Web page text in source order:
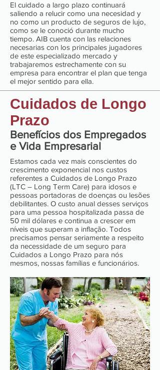
El cuidado a largo plazo continuará
saliendo a relucir como una necesidad y
no como un producto de seguros de lujo,
como se le conoció durante mucho
tiempo. AIB cuenta con las relaciones
necesarias con los principales jugadores
de este especializado mercado y
trabajaremos estrechamente con su
empresa para encontrar el plan que tenga
el mejor sentido para ella.
Cuidados de Longo
Prazo
Benefícios dos Empregados
e Vida Empresarial
Estamos cada vez mais conscientes do
crescimento exponencial nos custos
referentes a Cuidados de Longo Prazo
(LTC – Long Term Care) para idosos e
pessoas portadoras de doenças ou lesões
debilitantes. O custo anual desses serviços
para uma pessoa hospitalizada passa de
50 mil dólares e continua a crescer em
níveis que superam a inflação. Todos
precisamos pensar seriamente a respeito
da necessidade de um seguro para
Cuidados a Longo Prazo para nós
mesmos, nossas famílias e funcionários.